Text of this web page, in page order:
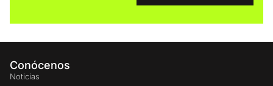
Conócenos
Noticias